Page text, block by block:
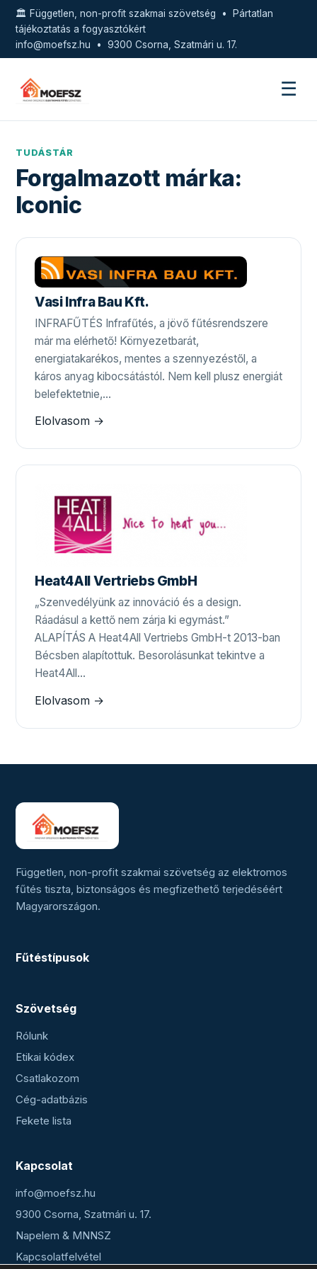
🏛️ Független, non-profit szakmai szövetség • Pártatlan
tájékoztatás a fogyasztókért
info@moefsz.hu • 9300 Csorna, Szatmári u. 17.
☰
TUDÁSTÁR
Forgalmazott márka:
Iconic
Vasi Infra Bau Kft.
INFRAFŰTÉS Infrafűtés, a jövő fűtésrendszere
már ma elérhető! Környezetbarát,
energiatakarékos, mentes a szennyezéstől, a
káros anyag kibocsátástól. Nem kell plusz energiát
belefektetnie,…
Elolvasom →
Heat4All Vertriebs GmbH
„Szenvedélyünk az innováció és a design.
Ráadásul a kettő nem zárja ki egymást.”
ALAPÍTÁS A Heat4All Vertriebs GmbH-t 2013-ban
Bécsben alapítottuk. Besorolásunkat tekintve a
Heat4All…
Elolvasom →
Független, non-profit szakmai szövetség az elektromos
fűtés tiszta, biztonságos és megfizethető terjedéséért
Magyarországon.
Fűtéstípusok
Szövetség
Rólunk
Etikai kódex
Csatlakozom
Cég-adatbázis
Fekete lista
Kapcsolat
info@moefsz.hu
9300 Csorna, Szatmári u. 17.
Napelem & MNNSZ
Kapcsolatfelvétel